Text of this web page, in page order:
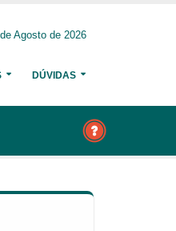
Agosto de 2026
DÚVIDAS